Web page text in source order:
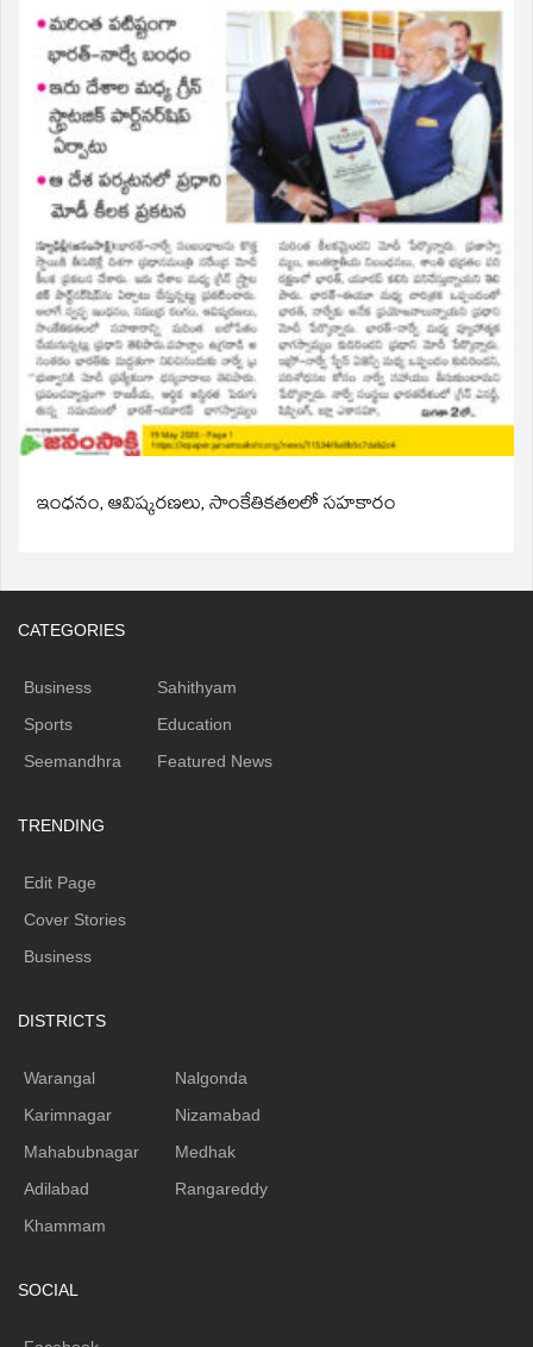
ఇంధనం, ఆవిష్కరణలు, సాంకేతికతలలో సహకారం
CATEGORIES
Business
Sports
Seemandhra
Sahithyam
Education
Featured News
TRENDING
Edit Page
Cover Stories
Business
DISTRICTS
Warangal
Karimnagar
Mahabubnagar
Adilabad
Khammam
Nalgonda
Nizamabad
Medhak
Rangareddy
SOCIAL